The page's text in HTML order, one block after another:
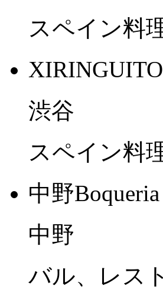
スペイン料
渋谷
スペイン
中野Boqueria
中野
バル、レス